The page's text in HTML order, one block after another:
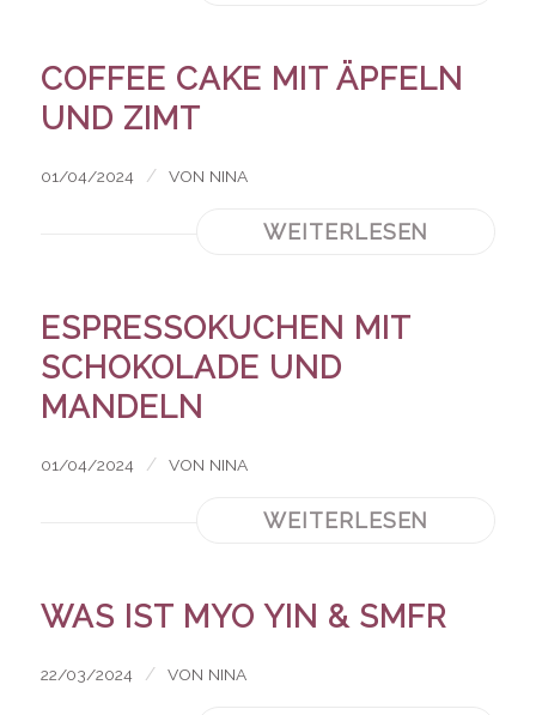
COFFEE CAKE MIT ÄPFELN
UND ZIMT
01/04/2024 / VON NINA
WEITERLESEN
ESPRESSOKUCHEN MIT
SCHOKOLADE UND
MANDELN
01/04/2024 / VON NINA
WEITERLESEN
WAS IST MYO YIN & SMFR
22/03/2024 / VON NINA